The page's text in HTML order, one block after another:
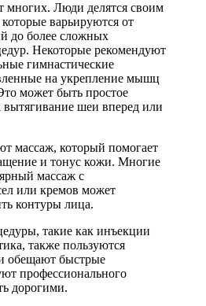
многих. Люди делятся своим
варьируются от
до более сложных
Некоторые рекомендуют
гимнастические
на укрепление мышц
может быть простое
вытягивание шеи вперед или
массаж, который помогает
и тонус кожи. Многие
массаж с
или кремов может
контуры лица.
такие как инъекции
также пользуются
обещают быстрые
профессионального
дорогими.